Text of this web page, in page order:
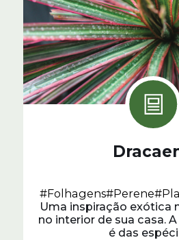
#Folhagens#Perene
Uma inspiração exótica
no interior de sua casa.
é das